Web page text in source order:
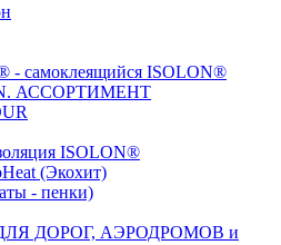
- самоклеящийся ISOLON®
АССОРТИМЕНТ
ISOLON®
(Экохит)
- пенки)
ДОРОГ, АЭРОДРОМОВ и